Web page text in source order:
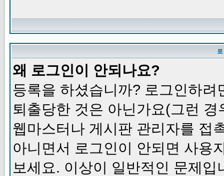
왜 로그인이 안되나요?
등록을 하셨습니까? 로그인하
퇴출당한 것은 아닌가요(그런
웹마스터나 게시판 관리자를 접
아니면서 로그인이 안되면 사용
보세요. 이상이 일반적인 문제